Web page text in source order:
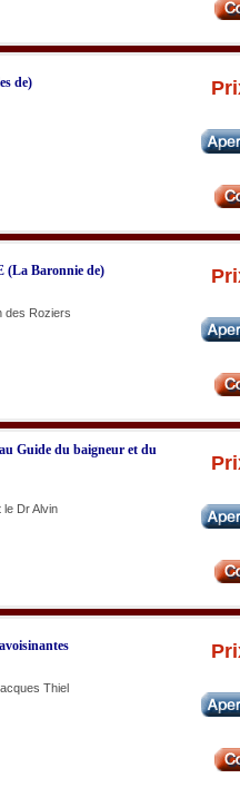
de)
Baronnie de)
des Roziers
Guide du baigneur et du
le Dr Alvin
Thiel